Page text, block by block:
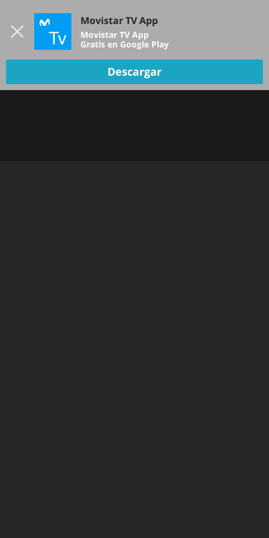
TV EN VIVO
Movistar TV App
Movistar TV App
Gratis en Google Play
Descargar